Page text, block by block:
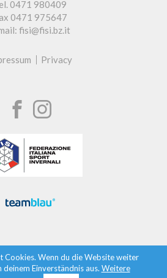
0471 980409
0471 975647
fisi@fisi.bz.it
Privacy
Cookies. Wenn du die Website weiter
Einverständnis aus. Weitere